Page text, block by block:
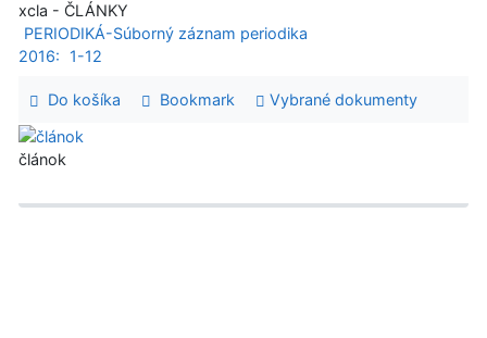
xcla - ČLÁNKY
PERIODIKÁ-Súborný záznam periodika
2016:
1-12
Do košíka Bookmark Vybrané dokumenty
článok